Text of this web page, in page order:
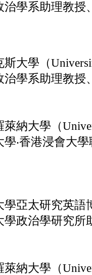
治學系助理教授
大學（
治學系助理教授
萊納大學（
學‧香港浸會大
學亞太研究英語
學政治學研究所
萊納大學（